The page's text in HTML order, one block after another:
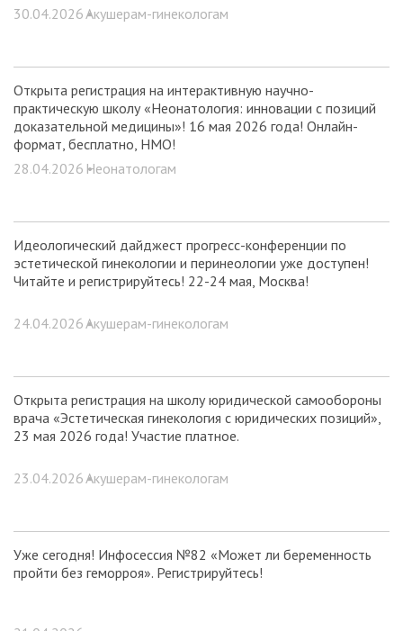
30.04.2026 •Акушерам-гинекологам
Открыта регистрация на интерактивную научно-
практическую школу «Неонатология: инновации с позиций
доказательной медицины»! 16 мая 2026 года! Онлайн-
формат, бесплатно, НМО!
28.04.2026 •Неонатологам
Идеологический дайджест прогресс-конференции по
эстетической гинекологии и перинеологии уже доступен!
Читайте и регистрируйтесь! 22-24 мая, Москва!
24.04.2026 •Акушерам-гинекологам
Открыта регистрация на школу юридической самообороны
врача «Эстетическая гинекология с юридических позиций»,
23 мая 2026 года! Участие платное.
23.04.2026 •Акушерам-гинекологам
Уже сегодня! Инфосессия №82 «Может ли беременность
пройти без геморроя». Регистрируйтесь!